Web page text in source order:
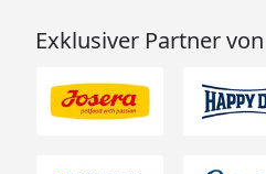
Exklusiver Partner von